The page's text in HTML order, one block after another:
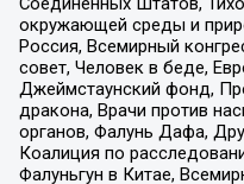
окружающей среды и
Россия, Всемирный
совет, Человек в беде,
Джеймстаунский фонд,
дракона, Врачи против
органов, Фалунь Дафа,
Коалиция по
Фалуньгун в Китае,